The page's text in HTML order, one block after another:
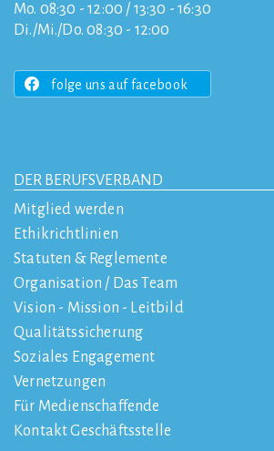
Mo. 08:30 - 12:00 / 13:30 - 16:30
Di./Mi./Do. 08:30 - 12:00
folge uns auf facebook
DER BERUFSVERBAND
Mitglied werden
Ethikrichtlinien
Statuten & Reglemente
Organisation / Das Team
Vision - Mission - Leitbild
Qualitätssicherung
Soziales Engagement
Vernetzungen
Für Medienschaffende
Kontakt Geschäftsstelle